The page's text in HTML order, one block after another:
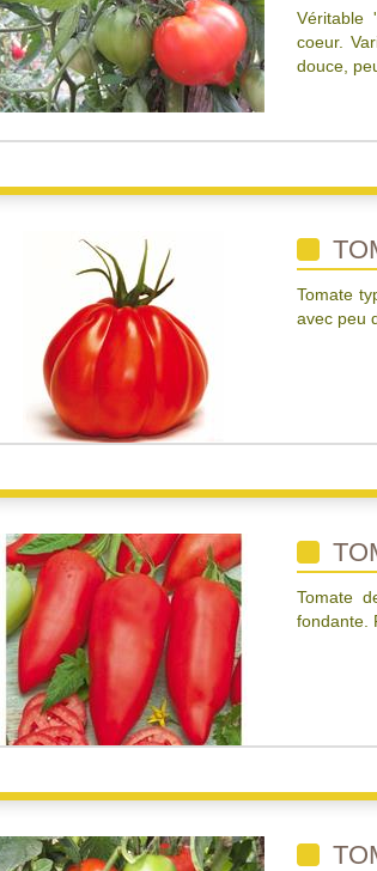
Véritable
coeur.
douce,
Tomate
avec peu
Tomate
fondante.